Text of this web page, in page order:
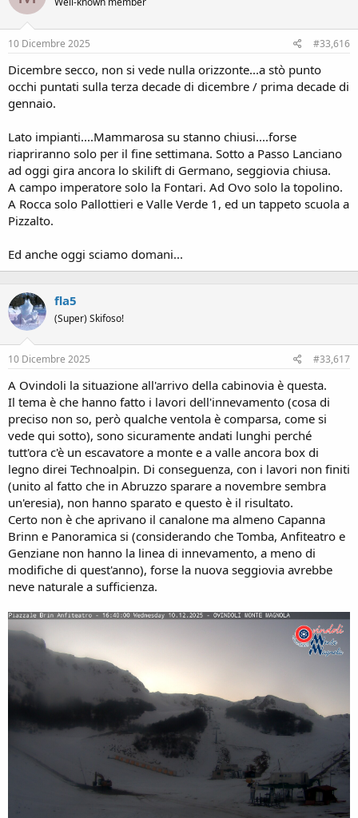
10 Dicembre 2025 #33,616
Dicembre secco, non si vede nulla orizzonte...a stò punto
occhi puntati sulla terza decade di dicembre / prima decade di
gennaio.
Lato impianti....Mammarosa su stanno chiusi....forse
riapriranno solo per il fine settimana. Sotto a Passo Lanciano
ad oggi gira ancora lo skilift di Germano, seggiovia chiusa.
A campo imperatore solo la Fontari. Ad Ovo solo la topolino.
A Rocca solo Pallottieri e Valle Verde 1, ed un tappeto scuola a
Pizzalto.
Ed anche oggi sciamo domani...
fla5
(Super) Skifoso!
10 Dicembre 2025 #33,617
A Ovindoli la situazione all'arrivo della cabinovia è questa.
Il tema è che hanno fatto i lavori dell'innevamento (cosa di
preciso non so, però qualche ventola è comparsa, come si
vede qui sotto), sono sicuramente andati lunghi perché
tutt'ora c'è un escavatore a monte e a valle ancora box di
legno direi Technoalpin. Di conseguenza, con i lavori non finiti
(unito al fatto che in Abruzzo sparare a novembre sembra
un'eresia), non hanno sparato e questo è il risultato.
Certo non è che aprivano il canalone ma almeno Capanna
Brinn e Panoramica si (considerando che Tomba, Anfiteatro e
Genziane non hanno la linea di innevamento, a meno di
modifiche di quest'anno), forse la nuova seggiovia avrebbe
neve naturale a sufficienza.